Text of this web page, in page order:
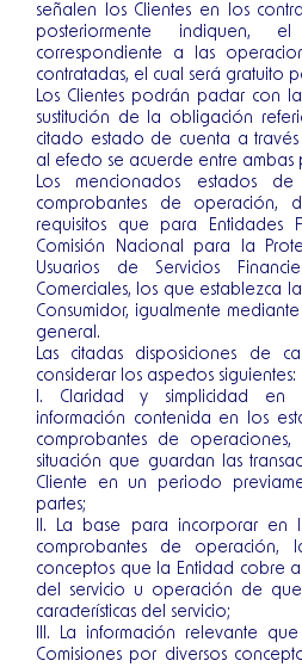
señalen los Clientes en los
posteriormente indiquen,
correspondiente a las
contratadas, el cual será gratuito
Los Clientes podrán pactar con
sustitución de la obligación
citado estado de cuenta a
al efecto se acuerde entre ambas
Los mencionados estados
comprobantes de operación,
requisitos que para Entidades
Comisión Nacional para la
Usuarios de Servicios
Comerciales, los que establezca
Consumidor, igualmente
general.
Las citadas disposiciones de
considerar los aspectos siguientes:
I. Claridad y simplicidad
información contenida en los
comprobantes de
situación que guardan las
Cliente en un periodo
partes;
II. La base para incorporar en
comprobantes de operación,
conceptos que la Entidad cobre
del servicio u operación de
características del servicio;
III. La información relevante
Comisiones por diversos